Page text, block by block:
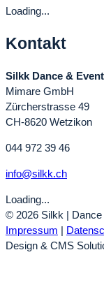
Loading...
Kontakt
Silkk Dance &
Mimare GmbH
Zürcherstrasse 49
CH-8620 Wetzikon
044 972 39 46
info@silkk.ch
Loading...
© 2026 Silkk |
Impressum |
Design & CMS